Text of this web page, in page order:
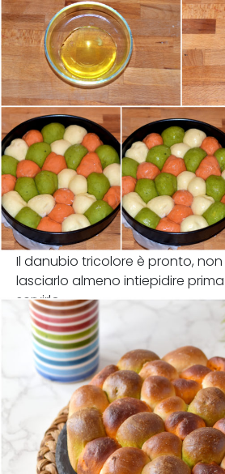
Il danubio tricolore è pronto,
lasciarlo almeno intiepidire
servirlo.